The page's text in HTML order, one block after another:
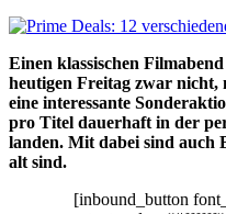
Einen klassischen
heutigen Freitag zwar nicht,
eine interessante
pro Titel dauerhaft in der
landen. Mit dabei sind auch
alt sind.
[inbound_button